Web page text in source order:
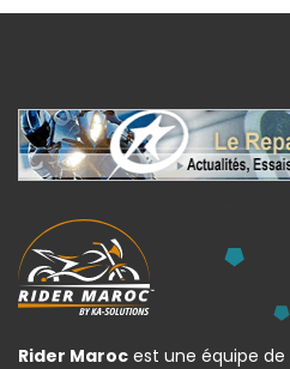
Rider Maroc est une équipe de